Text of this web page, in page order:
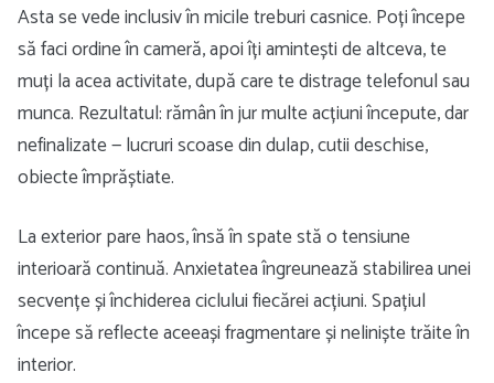
Asta se vede inclusiv în micile treburi casnice. Poți începe
să faci ordine în cameră, apoi îți amintești de altceva, te
muți la acea activitate, după care te distrage telefonul sau
munca. Rezultatul: rămân în jur multe acțiuni începute, dar
nefinalizate — lucruri scoase din dulap, cutii deschise,
obiecte împrăștiate.
La exterior pare haos, însă în spate stă o tensiune
interioară continuă. Anxietatea îngreunează stabilirea unei
secvențe și închiderea ciclului fiecărei acțiuni. Spațiul
începe să reflecte aceeași fragmentare și neliniște trăite în
interior.